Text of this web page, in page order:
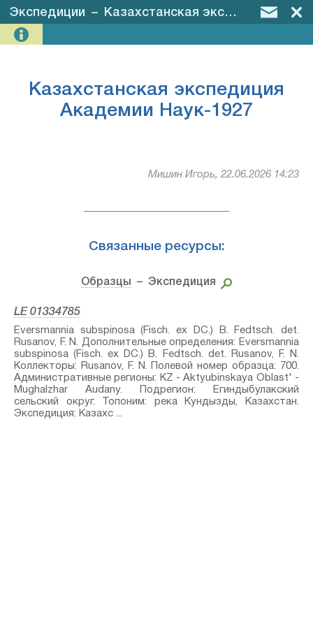
Экспедиции – Казахстанская экспедиция Академии Наук-1927
Казахстанская экспедиция
Академии Наук-1927
Мишин Игорь, 22.06.2026 14:23
Связанные ресурсы:
Образцы – Экспедиция
LE 01334785
Eversmannia subspinosa (Fisch. ex DC.) B. Fedtsch.⁣ det.
Rusanov, F. N. Дополнительные определения: Eversmannia
subspinosa (Fisch. ex DC.) B. Fedtsch.⁣ det. Rusanov, F. N.
Коллекторы: Rusanov, F. N. Полевой номер образца: 700.
Административные регионы: KZ - Aktyubinskaya Oblast' -
Mughalzhar Audany. Подрегион: Егиндыбулакский
сельский округ. Топоним: река Кундызды, Казахстан.
Экспедиция: Казахс ...